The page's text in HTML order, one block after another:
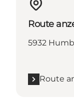
Route
5932
Route